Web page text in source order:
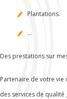
Plantations.
...
Des prestations sur
Partenaire de votre
des services de